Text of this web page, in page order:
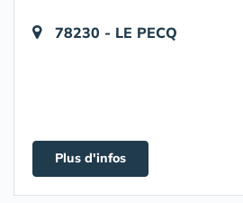
78230 - LE PECQ
Plus d'infos